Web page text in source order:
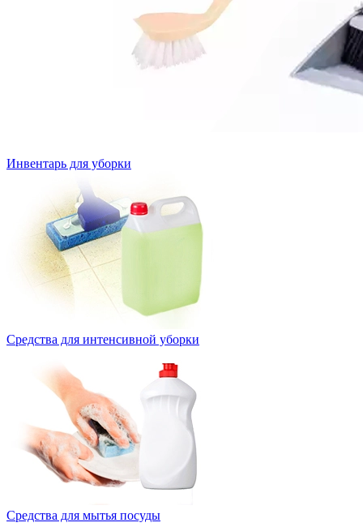
Инвентарь для уборки
Средства для интенсивной уборки
Средства для мытья посуды